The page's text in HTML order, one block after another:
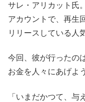
サレ・アリカット氏
アカウントで、再生
リリースしている人
今回、彼が行ったの
お金を人々にあげよ
「いまだかつて、与